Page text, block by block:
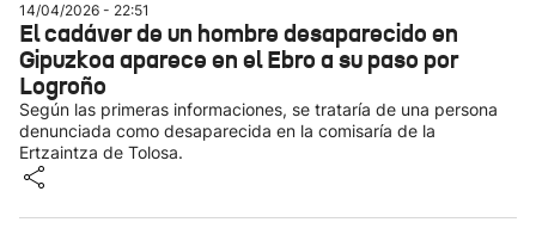
14/04/2026 - 22:51
El cadáver de un hombre desaparecido en
Gipuzkoa aparece en el Ebro a su paso por
Logroño
Según las primeras informaciones, se trataría de una persona
denunciada como desaparecida en la comisaría de la
Ertzaintza de Tolosa.